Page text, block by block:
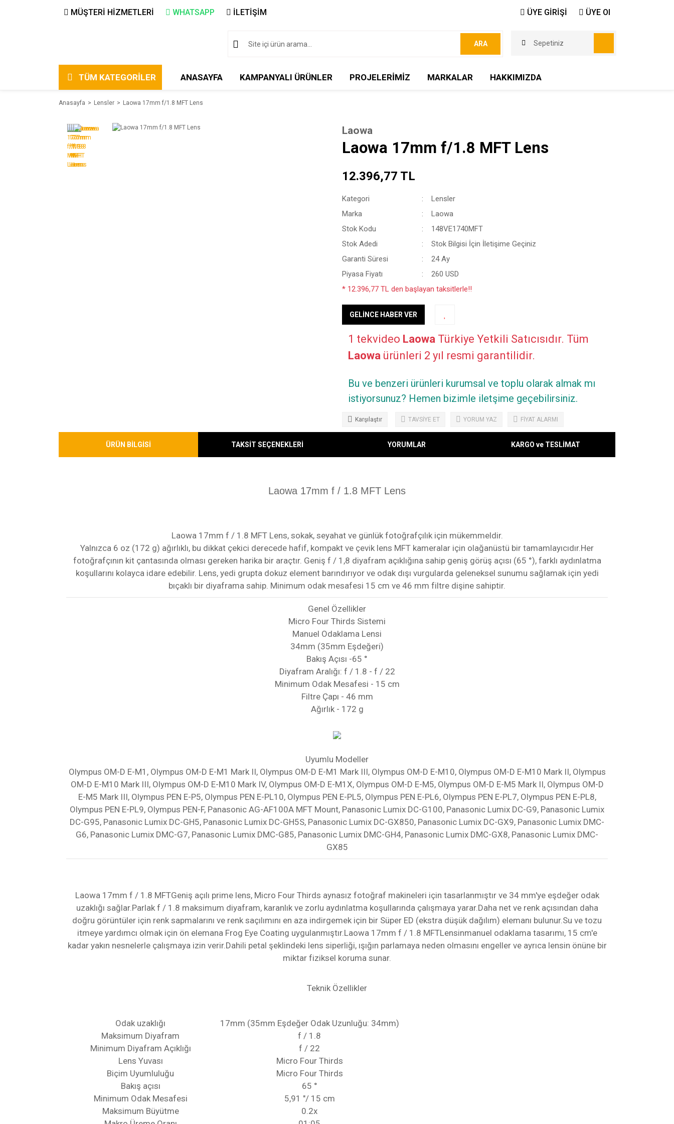
MÜŞTERİ HİZMETLERİ WHATSAPP İLETİŞİM ÜYE GİRİŞİ ÜYE Ol
ARA Sepetiniz
TÜM KATEGORİLER ANASAYFA KAMPANYALI ÜRÜNLER PROJELERİMİZ MARKALAR HAKKIMIZDA
Anasayfa Lensler Laowa 17mm f/1.8 MFT Lens
Laowa
Laowa 17mm f/1.8 MFT Lens
12.396,77 TL
Kategori
Lensler
Marka
Laowa
Stok Kodu
148VE1740MFT
Stok Adedi
Stok Bilgisi İçin İletişime Geçiniz
Garanti Süresi
24 Ay
Piyasa Fiyatı
260 USD
* 12.396,77 TL den başlayan taksitlerle!!
GELİNCE HABER VER
1 tekvideo Laowa Türkiye Yetkili Satıcısıdır. Tüm
Laowa ürünleri 2 yıl resmi garantilidir.
Bu ve benzeri ürünleri kurumsal ve toplu olarak almak mı
istiyorsunuz? Hemen bizimle iletşime geçebilirsiniz.
Karşılaştır TAVSİYE ET YORUM YAZ FİYAT ALARMI
ÜRÜN BİLGİSİ TAKSİT SEÇENEKLERİ YORUMLAR KARGO ve TESLİMAT
Laowa 17mm f / 1.8 MFT Lens
Laowa 17mm f / 1.8 MFT Lens, sokak, seyahat ve günlük fotoğrafçılık için mükemmeldir.
Yalnızca 6 oz (172 g) ağırlıklı, bu dikkat çekici derecede hafif, kompakt ve çevik lens MFT kameralar için olağanüstü bir tamamlayıcıdır.Her
fotoğrafçının kit çantasında olması gereken harika bir araçtır. Geniş f / 1,8 diyafram açıklığına sahip geniş görüş açısı (65 °), farklı aydınlatma
koşullarını kolayca idare edebilir. Lens, yedi grupta dokuz element barındırıyor ve odak dışı vurgularda geleneksel sunumu sağlamak için yedi
bıçaklı bir diyaframa sahip. Minimum odak mesafesi 15 cm ve 46 mm filtre dişine sahiptir.
Genel Özellikler
Micro Four Thirds Sistemi
Manuel Odaklama Lensi
34mm (35mm Eşdeğeri)
Bakış Açısı -65 °
Diyafram Aralığı: f / 1.8 - f / 22
Minimum Odak Mesafesi - 15 cm
Filtre Çapı - 46 mm
Ağırlık - 172 g
Uyumlu Modeller
Olympus OM-D E-M1, Olympus OM-D E-M1 Mark II, Olympus OM-D E-M1 Mark III, Olympus OM-D E-M10, Olympus OM-D E-M10 Mark II, Olympus
OM-D E-M10 Mark III, Olympus OM-D E-M10 Mark IV, Olympus OM-D E-M1X, Olympus OM-D E-M5, Olympus OM-D E-M5 Mark II, Olympus OM-D
E-M5 Mark III, Olympus PEN E-P5, Olympus PEN E-PL10, Olympus PEN E-PL5, Olympus PEN E-PL6, Olympus PEN E-PL7, Olympus PEN E-PL8,
Olympus PEN E-PL9, Olympus PEN-F, Panasonic AG-AF100A MFT Mount, Panasonic Lumix DC-G100, Panasonic Lumix DC-G9, Panasonic Lumix
DC-G95, Panasonic Lumix DC-GH5, Panasonic Lumix DC-GH5S, Panasonic Lumix DC-GX850, Panasonic Lumix DC-GX9, Panasonic Lumix DMC-
G6, Panasonic Lumix DMC-G7, Panasonic Lumix DMC-G85, Panasonic Lumix DMC-GH4, Panasonic Lumix DMC-GX8, Panasonic Lumix DMC-
GX85
Laowa 17mm f / 1.8 MFTGeniş açılı prime lens, Micro Four Thirds aynasız fotoğraf makineleri için tasarlanmıştır ve 34 mm'ye eşdeğer odak
uzaklığı sağlar.Parlak f / 1.8 maksimum diyafram, karanlık ve zorlu aydınlatma koşullarında çalışmaya yarar.Daha net ve renk açısından daha
doğru görüntüler için renk sapmalarını ve renk saçılımını en aza indirgemek için bir Süper ED (ekstra düşük dağılım) elemanı bulunur.Su ve tozu
itmeye yardımcı olmak için ön elemana Frog Eye Coating uygulanmıştır.Laowa 17mm f / 1.8 MFTLensinmanuel odaklama tasarımı, 15 cm'e
kadar yakın nesnelerle çalışmaya izin verir.Dahili petal şeklindeki lens siperliği, ışığın parlamaya neden olmasını engeller ve ayrıca lensin önüne bir
miktar fiziksel koruma sunar.
Teknik Özellikler
Odak uzaklığı
17mm (35mm Eşdeğer Odak Uzunluğu: 34mm)
Maksimum Diyafram
f / 1.8
Minimum Diyafram Açıklığı
f / 22
Lens Yuvası
Micro Four Thirds
Biçim Uyumluluğu
Micro Four Thirds
Bakış açısı
65 °
Minimum Odak Mesafesi
5,91 "/ 15 cm
Maksimum Büyütme
0.2x